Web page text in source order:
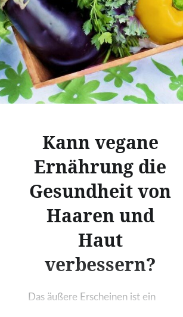
ein wenig Wissen und Kreativität
kann man eine Fülle von
leckeren vegetarischen
Gerichten zubereiten,…
Kann vegane
Ernährung die
Gesundheit von
Haaren und
Haut
verbessern?
Das äußere Erscheinen ist ein